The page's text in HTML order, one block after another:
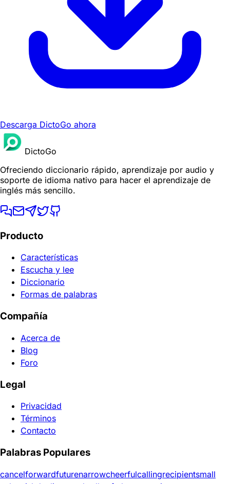
Descarga DictoGo ahora
DictoGo
Ofreciendo diccionario rápido, aprendizaje por audio y
soporte de idioma nativo para hacer el aprendizaje de
inglés más sencillo.
Producto
Características
Escucha y lee
Diccionario
Formas de palabras
Compañía
Acerca de
Blog
Foro
Legal
Privacidad
Términos
Contacto
Palabras Populares
cancelforwardfuturenarrowcheerfulcallingrecipientsmall